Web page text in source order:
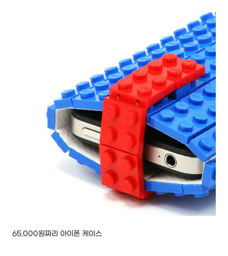
65,000원짜리 아이폰 케이스